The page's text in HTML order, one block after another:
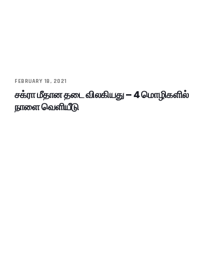
FEBRUARY 18, 2021
சக்ரா மீதான தடை விலகியது – 4 மொழிகளில்
நாளை வெளியீடு